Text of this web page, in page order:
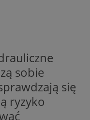
sobie
się
ryzyko